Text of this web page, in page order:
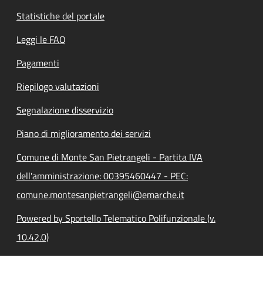
Statistiche del portale
Leggi le FAQ
Pagamenti
Riepilogo valutazioni
Segnalazione disservizio
Piano di miglioramento dei servizi
Comune di Monte San Pietrangeli - Partita IVA
dell'amministrazione: 00395460447 - PEC:
comune.montesanpietrangeli@emarche.it
Powered by Sportello Telematico Polifunzionale (v.
10.42.0)